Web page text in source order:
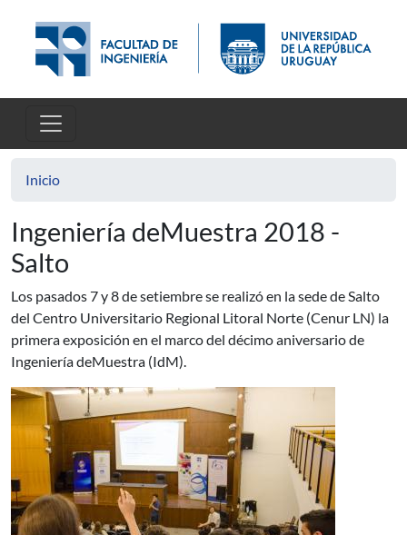
Inicio
Ingeniería deMuestra 2018 -
Salto
Los pasados 7 y 8 de setiembre se realizó en la sede de Salto
del Centro Universitario Regional Litoral Norte (Cenur LN) la
primera exposición en el marco del décimo aniversario de
Ingeniería deMuestra (IdM).